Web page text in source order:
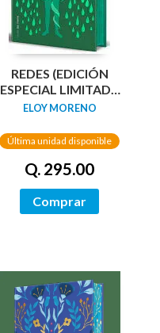
REDES (EDICIÓN
ESPECIAL LIMITADA
GUARDAS DRAGÓN)
ELOY MORENO
Última unidad disponible
Q. 295.00
Comprar